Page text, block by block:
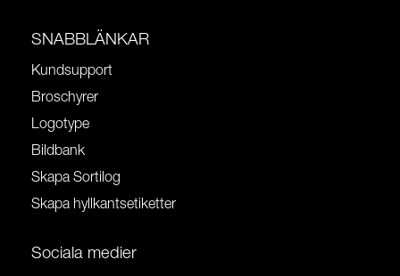
SNABBLÄNKAR
Kundsupport
Broschyrer
Logotype
Bildbank
Skapa Sortilog
Skapa hyllkantsetiketter
Sociala medier